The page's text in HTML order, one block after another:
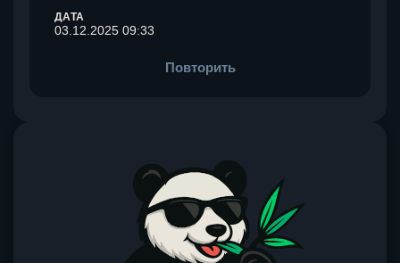
ДАТА
03.12.2025 09:33
Повторить